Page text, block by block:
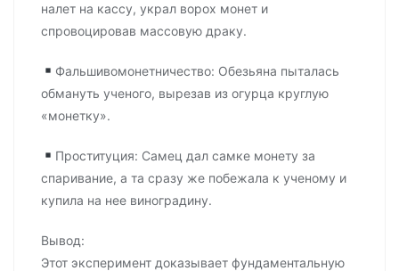
налет на кассу, украл ворох монет и
спровоцировав массовую драку.
Фальшивомонетничество: Обезьяна пыталась
обмануть ученого, вырезав из огурца круглую
«монетку».
Проституция: Самец дал самке монету за
спаривание, а та сразу же побежала к ученому и
купила на нее виноградину.
Вывод:
Этот эксперимент доказывает фундаментальную